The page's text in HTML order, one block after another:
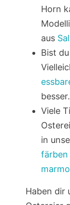
Horn
aus
Bist
besser.
Viele
in
färben
Haben dir